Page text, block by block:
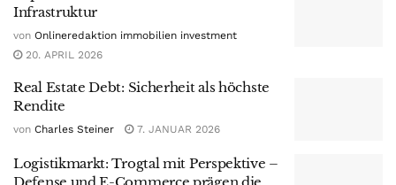
Infrastruktur
von Onlineredaktion immobilien investment
20. APRIL 2026
Real Estate Debt: Sicherheit als höchste
Rendite
von Charles Steiner 7. JANUAR 2026
Logistikmarkt: Trogtal mit Perspektive –